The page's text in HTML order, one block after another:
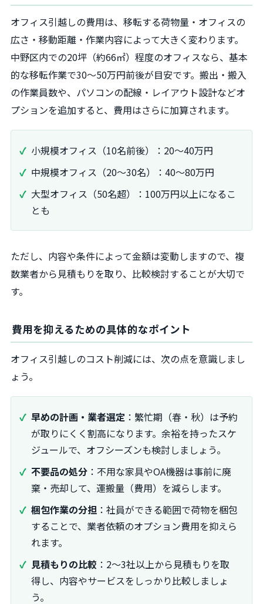
オフィス引越しの費用は、移転する荷物量・オフィスの
広さ・移動距離・作業内容によって大きく変わります。
中野区内での20坪（約66㎡）程度のオフィスなら、基本
的な移転作業で30～50万円前後が目安です。搬出・搬入
の作業員数や、パソコンの配線・レイアウト設計などオ
プションを追加すると、費用はさらに加算されます。
小規模オフィス（10名前後）：20～40万円
中規模オフィス（20～30名）：40～80万円
大型オフィス（50名超）：100万円以上になるこ
とも
ただし、内容や条件によって金額は変動しますので、複
数業者から見積もりを取り、比較検討することが大切で
す。
費用を抑えるための具体的なポイント
オフィス引越しのコスト削減には、次の点を意識しまし
ょう。
早めの計画・業者選定 ：繁忙期（春・秋）は予約
が取りにくく割高になります。余裕を持ったスケ
ジュールで、オフシーズンも検討しましょう。
不要品の処分 ：不用な家具やOA機器は事前に廃
棄・売却して、運搬量（費用）を減らします。
梱包作業の分担 ：社員ができる範囲で荷物を梱包
することで、業者依頼のオプション費用を抑えら
れます。
見積もりの比較 ：2～3社以上から見積もりを取
得し、内容やサービスをしっかり比較しましょ
う。